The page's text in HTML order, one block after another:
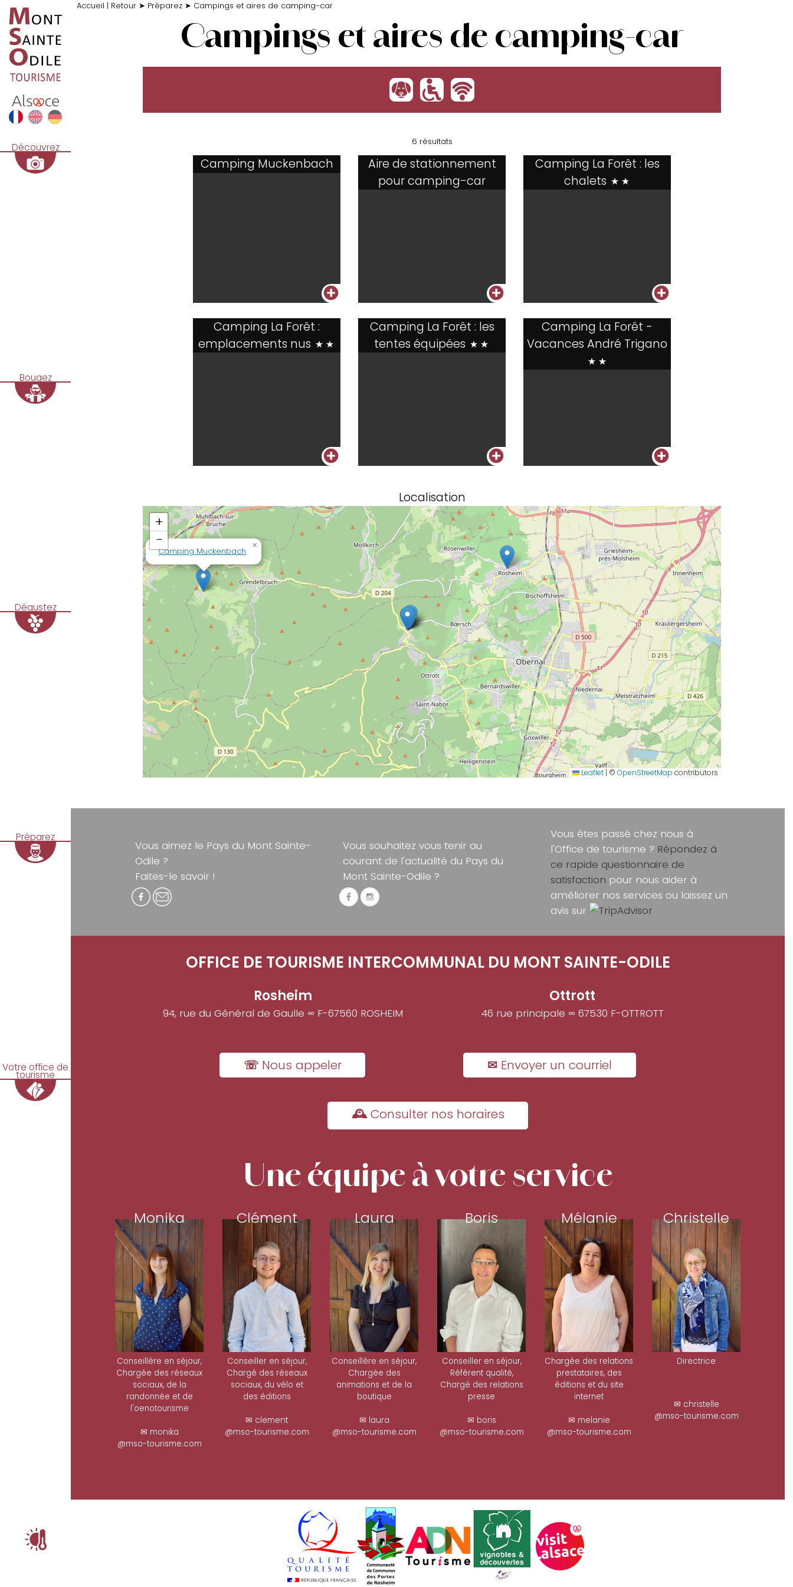
Accueil | Retour ➤ Préparez ➤ Campings et aires de camping-car
Découvrez
Bougez
Dégustez
Préparez
Votre office de
tourisme
ê
Campings et aires de camping-car
: ' h
6 résultats
Camping Muckenbach
+
Aire de stationnement
pour camping-car
+
Camping La Forêt : les
chalets **
+
Camping La Forêt :
emplacements nus **
+
Camping La Forêt : les
tentes équipées **
+
Camping La Forêt -
Vacances André Trigano
**
+
Localisation
Camping Muckenbach ×
+
−
Leaflet | © OpenStreetMap contributors
Vous aimez le Pays du Mont Sainte-
Odile ?
Faites-le savoir !
Vous souhaitez vous tenir au
courant de l'actualité du Pays du
Mont Sainte-Odile ?
Vous êtes passé chez nous à
l'Office de tourisme ? Répondez à
ce rapide questionnaire de
satisfaction pour nous aider à
améliorer nos services ou laissez un
avis sur
OFFICE DE TOURISME INTERCOMMUNAL DU MONT SAINTE-ODILE
Rosheim
94, rue du Général de Gaulle ∞ F-67560 ROSHEIM
Ottrott
46 rue principale ∞ 67530 F-OTTROTT
☏ Nous appeler ✉ Envoyer un courriel
🕰 Consulter nos horaires
Une équipe à votre service
Monika
Conseillère en séjour,
Chargée des réseaux
sociaux, de la
randonnée et de
l'oenotourisme
✉ monika
@mso-tourisme.com
Clément
Conseiller en séjour,
Chargé des réseaux
sociaux, du vélo et
des éditions
✉ clement
@mso-tourisme.com
Laura
Conseillère en séjour,
Chargée des
animations et de la
boutique
✉ laura
@mso-tourisme.com
Boris
Conseiller en séjour,
Référent qualité,
Chargé des relations
presse
✉ boris
@mso-tourisme.com
Mélanie
Chargée des relations
prestataires, des
éditions et du site
internet
✉ melanie
@mso-tourisme.com
Christelle
Directrice
✉ christelle
@mso-tourisme.com